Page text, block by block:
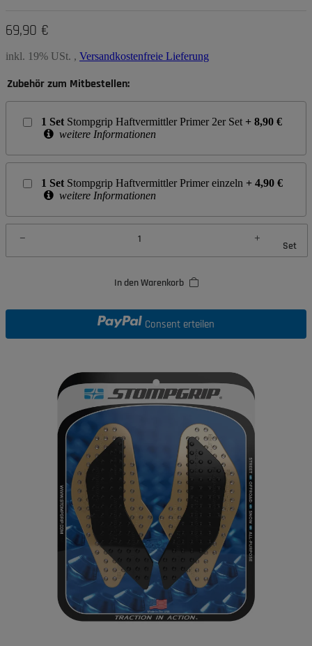
69,90 €
inkl. 19% USt. , Versandkostenfreie Lieferung
Zubehör zum Mitbestellen:
1 Set Stompgrip Haftvermittler Primer 2er Set + 8,90 €
weitere Informationen
1 Set Stompgrip Haftvermittler Primer einzeln + 4,90 €
weitere Informationen
Set
In den Warenkorb
Consent erteilen